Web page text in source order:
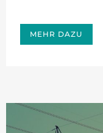
MEHR DAZU